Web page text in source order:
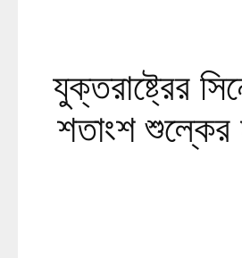
যুক্তরাষ্ট্রের
শতাংশ শুল্কের